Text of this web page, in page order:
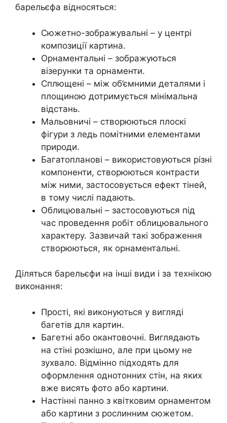
барельєфа відносяться:
Сюжетно-зображувальні – у центрі
композиції картина.
Орнаментальні – зображуються
візерунки та орнаменти.
Сплющені – між об’ємними деталями і
площиною дотримується мінімальна
відстань.
Мальовничі – створюються плоскі
фігури з ледь помітними елементами
природи.
Багатопланові – використовуються різні
компоненти, створюються контрасти
між ними, застосовується ефект тіней,
в тому числі падають.
Облицювальні – застосовуються під
час проведення робіт облицювального
характеру. Зазвичай такі зображення
створюються, як орнаментальні.
Діляться барельєфи на інші види і за технікою
виконання:
Прості, які виконуються у вигляді
багетів для картин.
Багетні або окантовочні. Виглядають
на стіні розкішно, але при цьому не
зухвало. Відмінно підходять для
оформлення однотонних стін, на яких
вже висять фото або картини.
Настінні панно з квітковим орнаментом
або картини з рослинним сюжетом.